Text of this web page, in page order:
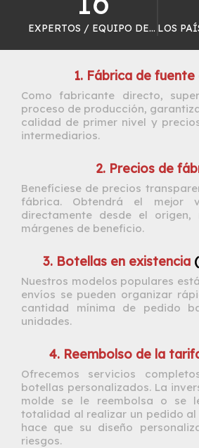
EXPERTOS / EQUIPO DE CONTROL DE CALIDAD
1. Fábrica de
Como fabricante directo,
proceso de producción,
calidad de primer nivel y
intermediarios.
2. Precios de
Benefíciese de precios
fábrica. Obtendrá el mejor
directamente desde el origen,
márgenes de beneficio.
3. Botellas en existencia
Nuestros modelos populares
envíos se pueden organizar
cantidad mínima de pedido
unidades.
4. Reembolso de la
Ofrecemos servicios
botellas personalizados. La
molde se le reembolsa o se
totalidad al realizar un pedido
hace que su diseño
riesgos.